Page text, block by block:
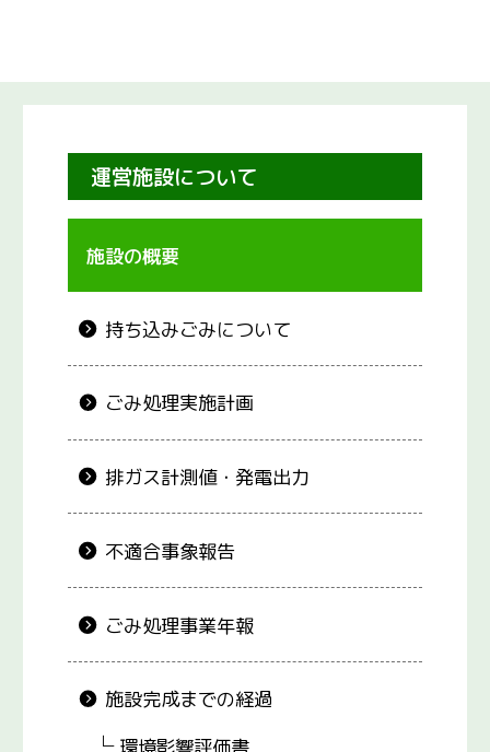
運営施設について
施設の概要
持ち込みごみについて
ごみ処理実施計画
排ガス計測値・発電出力
不適合事象報告
ごみ処理事業年報
施設完成までの経過